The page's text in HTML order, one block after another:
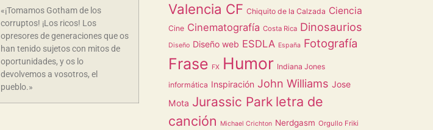
«¡Tomamos Gotham de los
corruptos! ¡Los ricos! Los
opresores de generaciones que os
han tenido sujetos con mitos de
oportunidades, y os lo
devolvemos a vosotros, el
pueblo.»
Valencia CF Chiquito de la Calzada Ciencia
Cine Cinematografía Costa Rica Dinosaurios
Diseño Diseño web ESDLA España Fotografía
Frase FX Humor Indiana Jones
informática Inspiración John Williams Jose
Mota Jurassic Park letra de
canción
Michael Crichton Nerdgasm Orgullo Friki